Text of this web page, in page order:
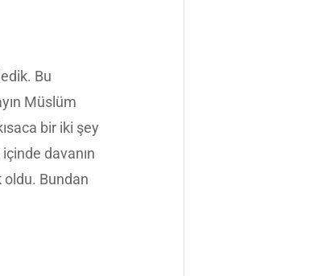
Bu
Müslüm
bir iki şey
davanın
oldu. Bundan